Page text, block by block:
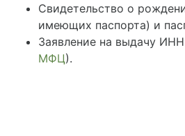
Свидетельство о
имеющих паспорта) и
Заявление на выдачу ИНН
МФЦ).